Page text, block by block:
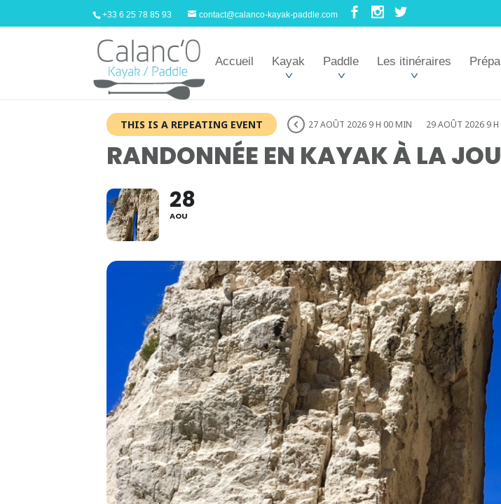
+33 6 25 78 85 93 contact@calanco-kayak-paddle.com
Accueil Kayak Paddle Les itinéraires
THIS IS A REPEATING EVENT 27 AOÛT 2026 9 H 00 MIN 29 AOÛT 2026 9
RANDONNÉE EN KAYAK À LA
28
AOU